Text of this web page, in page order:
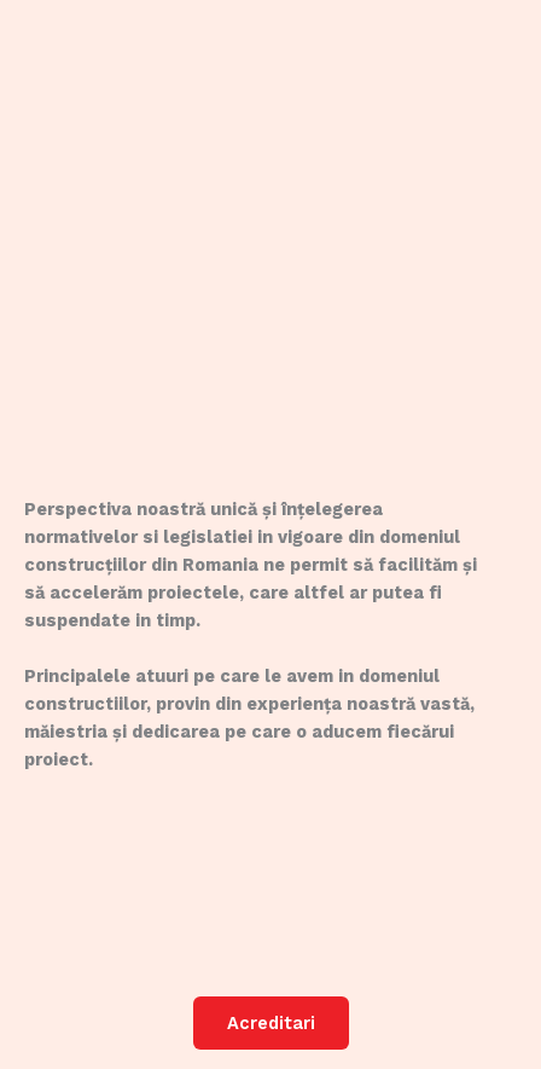
Perspectiva noastră unică și înțelegerea
normativelor si legislatiei in vigoare din domeniul
construcțiilor din Romania ne permit să facilităm și
să accelerăm proiectele, care altfel ar putea fi
suspendate in timp.
Principalele atuuri pe care le avem in domeniul
constructiilor, provin din experiența noastră vastă,
măiestria și dedicarea pe care o aducem fiecărui
proiect.
Acreditari